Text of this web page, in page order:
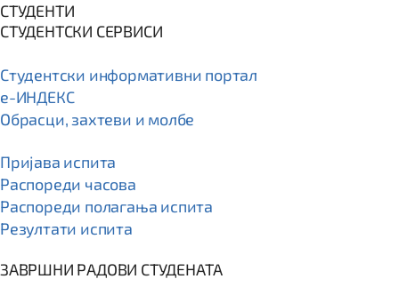
СТУДЕНТИ
СТУДЕНТСКИ СЕРВИСИ
Студентски информативни портал
e-ИНДЕКС
Обрасци, захтеви и молбе
Пријава испита
Распореди часова
Распореди полагања испита
Резултати испита
ЗАВРШНИ РАДОВИ СТУДЕНАТА